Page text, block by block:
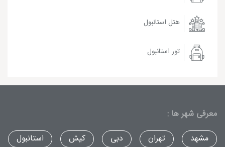
هتل استانبول
تور استانبول
معرفی شهر ها :
مشهد
تهران دبی کیش استانبول